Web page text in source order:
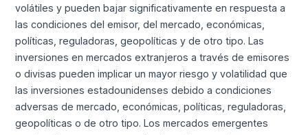
volátiles y pueden bajar significativamente en respuesta a
las condiciones del emisor, del mercado, económicas,
políticas, reguladoras, geopolíticas y de otro tipo. Las
inversiones en mercados extranjeros a través de emisores
o divisas pueden implicar un mayor riesgo y volatilidad que
las inversiones estadounidenses debido a condiciones
adversas de mercado, económicas, políticas, reguladoras,
geopolíticas o de otro tipo. Los mercados emergentes